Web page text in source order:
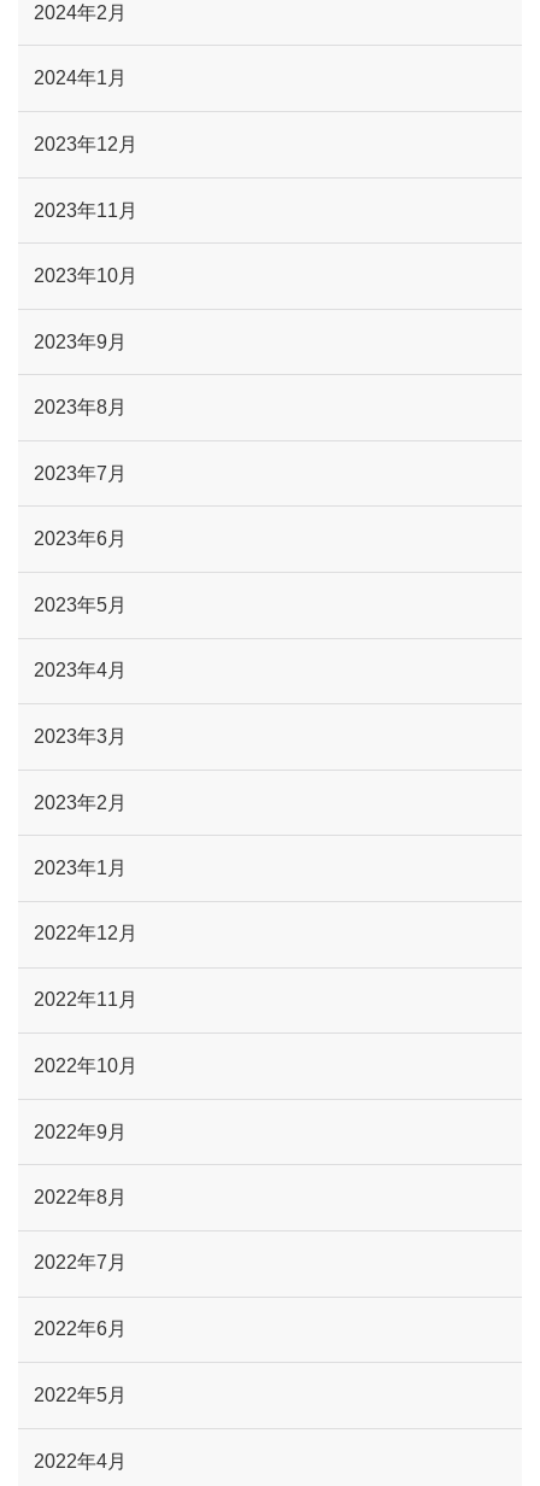
2024年2月
2024年1月
2023年12月
2023年11月
2023年10月
2023年9月
2023年8月
2023年7月
2023年6月
2023年5月
2023年4月
2023年3月
2023年2月
2023年1月
2022年12月
2022年11月
2022年10月
2022年9月
2022年8月
2022年7月
2022年6月
2022年5月
2022年4月